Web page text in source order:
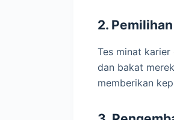
2.
Tes minat
dan bakat
memberikan